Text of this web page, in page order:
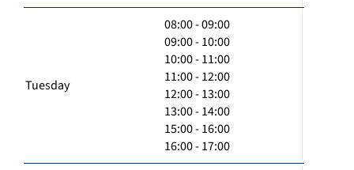
Tuesday
08:00 - 09:00
09:00 - 10:00
10:00 - 11:00
11:00 - 12:00
12:00 - 13:00
13:00 - 14:00
15:00 - 16:00
16:00 - 17:00